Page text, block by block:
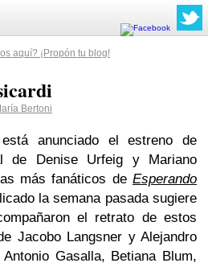
aquí? ¡Propón tu blog!
Bertoni
anunciado el estreno de
de Denise Urfeig y Mariano
más fanáticos de Esperando
la semana pasada sugiere
el retrato de estos
Jacobo Langsner y Alejandro
Gasalla, Betiana Blum,